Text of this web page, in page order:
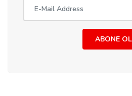
ABONE OL